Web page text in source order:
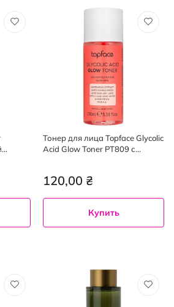
Тонер для лица Topface Glycolic
Acid Glow Toner PT809 с
120,00 ₴
Купить